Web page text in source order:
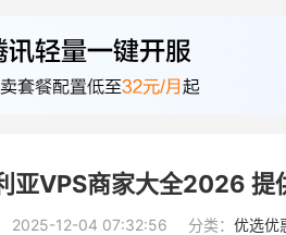
亚VPS商家大全2026 提
2025-12-04 07:32:56 分类： 优选优